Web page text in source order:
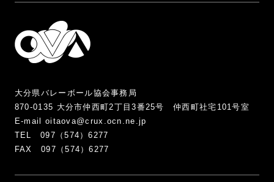
大分県バレーボール協会事務局
870-0135 大分市仲西町2丁目3番25号 仲西町社宅101号室
E-mail oitaova@crux.ocn.ne.jp
TEL 097（574）6277
FAX 097（574）6277